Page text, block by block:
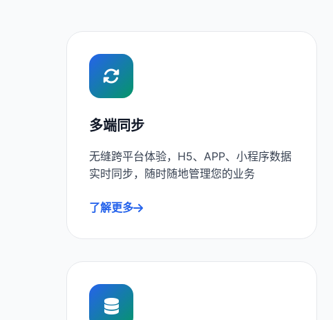
多端同步
无缝跨平台体验，H5、APP、小程序数据
实时同步，随时随地管理您的业务
了解更多